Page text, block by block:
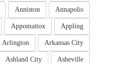
Annapolis
Anniston
Appling
Appomattox
Arkansas City
Arlington
Asheville
Ashland City